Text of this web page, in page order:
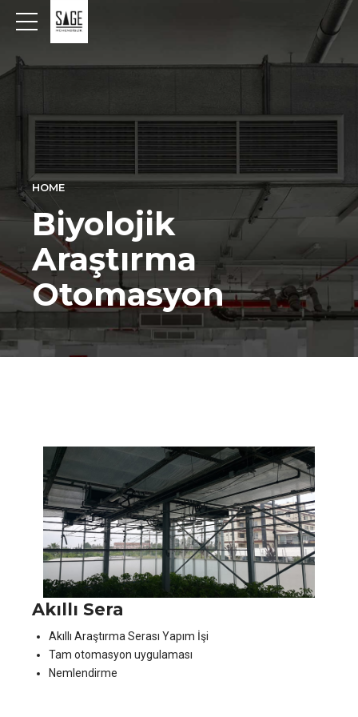
HOME
Biyolojik
Araştırma
Otomasyon
Akıllı Sera
Akıllı Araştırma Serası Yapım İşi
Tam otomasyon uygulaması
Nemlendirme